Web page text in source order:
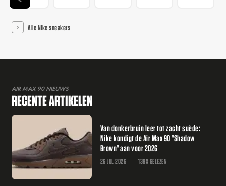
Alle Nike sneakers
AIR MAX 90 NIEUWS
RECENTE ARTIKELEN
Van donkerbruin leer tot zacht suède:
Nike kondigt de Air Max 90 "Shadow
Brown" aan voor 2026
26 JUL 2026 139X GELEZEN